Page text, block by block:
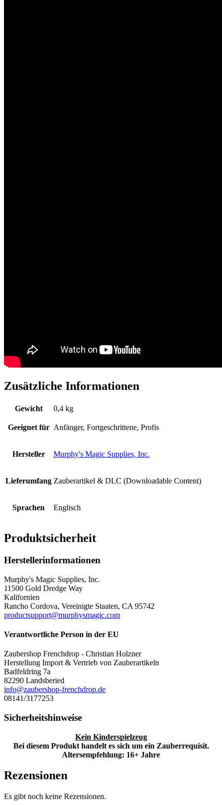
Zusätzliche Informationen
Gewicht 0,4 kg
Geeignet für Anfänger, Fortgeschrittene, Profis
Hersteller Murphy's Magic Supplies, Inc.
Lieferumfang Zauberartikel & DLC (Downloadable Content)
Sprachen Englisch
Produktsicherheit
Herstellerinformationen
Murphy's Magic Supplies, Inc.
11500 Gold Dredge Way
Kalifornien
Rancho Cordova, Vereinigte Staaten, CA 95742
productsupport@murphysmagic.com
Verantwortliche Person in der EU
Zaubershop Frenchdrop - Christian Holzner
Herstellung Import & Vertrieb von Zauberartikeln
Badfeldring 7a
82290 Landsberied
info@zaubershop-frenchdrop.de
08141/3177253
Sicherheitshinweise
Kein Kinderspielzeug
Bei diesem Produkt handelt es sich um ein Zauberrequisit.
Altersempfehlung: 16+ Jahre
Rezensionen
Es gibt noch keine Rezensionen.